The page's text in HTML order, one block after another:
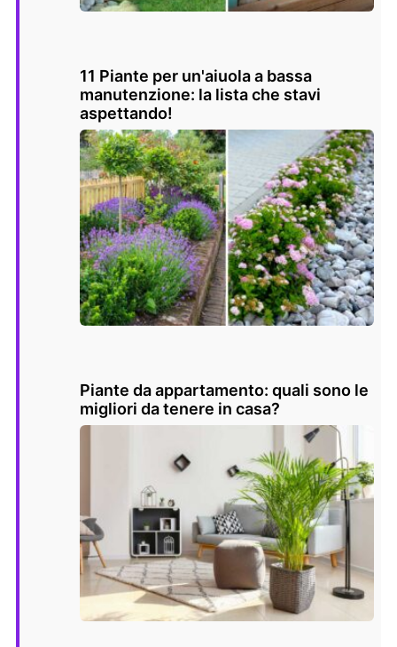
11 Piante per un'aiuola a bassa
manutenzione: la lista che stavi
aspettando!
Piante da appartamento: quali sono le
migliori da tenere in casa?